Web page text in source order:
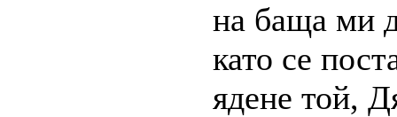
на баща ми
като се
ядене той,